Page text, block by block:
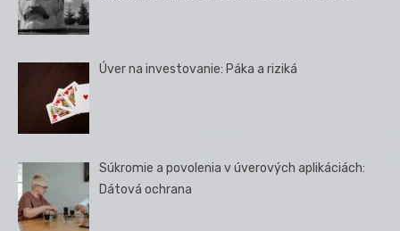
Úver na investovanie: Páka a riziká
Súkromie a povolenia v úverových aplikáciách:
Dátová ochrana